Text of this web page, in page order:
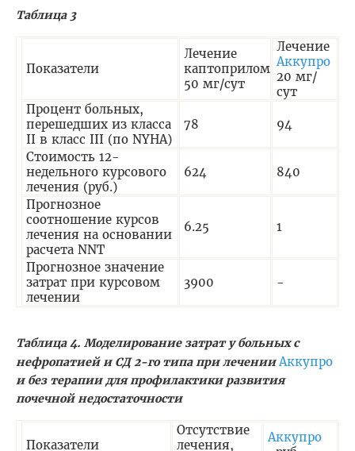
Таблица 3
Показатели
Лечение
каптоприлом
50 мг/сут
Лечение
Аккупро
20 мг/
сут
Процент больных,
перешедших из класса
II в класс III (по NYHA)
78 94
Стоимость 12-
недельного курсового
лечения (руб.)
624 840
Прогнозное
соотношение курсов
лечения на основании
расчета NNT
6.25 1
Прогнозное значение
затрат при курсовом
лечении
3900 -
Таблица 4. Моделирование затрат у больных с
нефропатией и СД 2-го типа при леченииАккупро
и без терапии для профилактики развития
почечной недостаточности
Показатели
Отсутствие
лечения,
Аккупро